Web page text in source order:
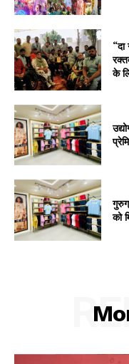
के
को